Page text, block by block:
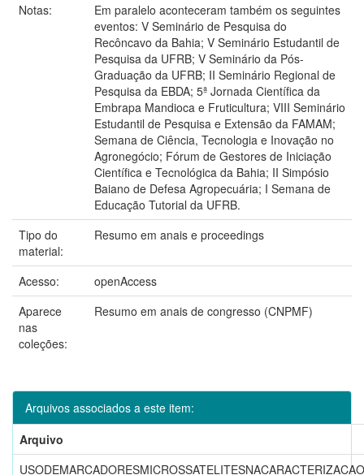
Notas:
Em paralelo aconteceram também os seguintes
eventos: V Seminário de Pesquisa do
Recôncavo da Bahia; V Seminário Estudantil de
Pesquisa da UFRB; V Seminário da Pós-
Graduação da UFRB; II Seminário Regional de
Pesquisa da EBDA; 5ª Jornada Científica da
Embrapa Mandioca e Fruticultura; VIII Seminário
Estudantil de Pesquisa e Extensão da FAMAM;
Semana de Ciência, Tecnologia e Inovação no
Agronegócio; Fórum de Gestores de Iniciação
Científica e Tecnológica da Bahia; II Simpósio
Baiano de Defesa Agropecuária; I Semana de
Educação Tutorial da UFRB.
Tipo do
material:
Resumo em anais e proceedings
Acesso:
openAccess
Aparece
nas
coleções:
Resumo em anais de congresso (CNPMF)
Arquivos associados a este item:
Arquivo